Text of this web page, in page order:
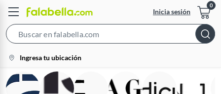
Inicia sesión
Bar
location-
icon
Ingresa tu ubicación